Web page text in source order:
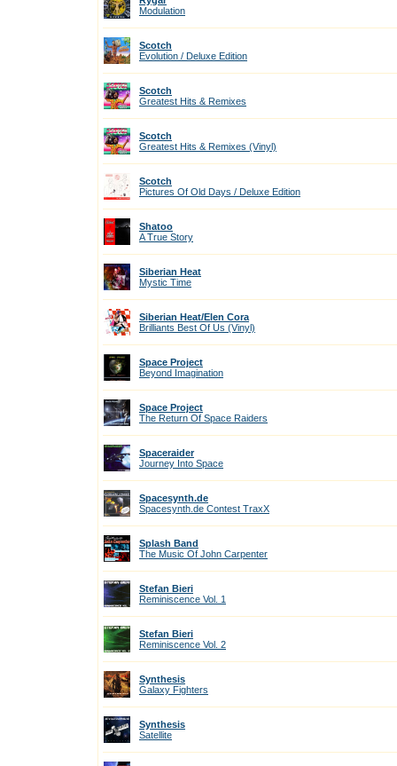
Modulation
Scotch
Evolution / Deluxe Edition
Scotch
Greatest Hits & Remixes
Scotch
Greatest Hits & Remixes (Vinyl)
Scotch
Pictures Of Old Days / Deluxe Edition
Shatoo
A True Story
Siberian Heat
Mystic Time
Siberian Heat/Elen Cora
Brilliants Best Of Us (Vinyl)
Space Project
Beyond Imagination
Space Project
The Return Of Space Raiders
Spaceraider
Journey Into Space
Spacesynth.de
Spacesynth.de Contest TraxX
Splash Band
The Music Of John Carpenter
Stefan Bieri
Reminiscence Vol. 1
Stefan Bieri
Reminiscence Vol. 2
Synthesis
Galaxy Fighters
Synthesis
Satellite